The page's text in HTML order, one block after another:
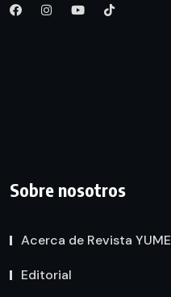
Sobre nosotros
Acerca de Revista YUME
Editorial